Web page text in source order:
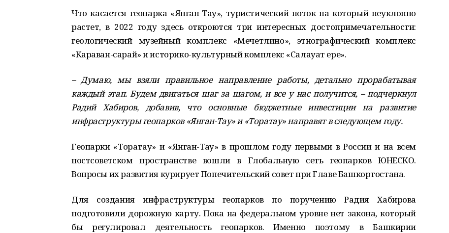
Что касается геопарка «Янган-Тау», туристический поток на который неуклонно
растет, в 2022 году здесь откроются три интересных достопримечательности:
геологический музейный комплекс «Мечетлино», этнографический комплекс
«Караван-сарай» и историко-культурный комплекс «Салауат ере».
– Думаю, мы взяли правильное направление работы, детально прорабатывая
каждый этап. Будем двигаться шаг за шагом, и все у нас получится, – подчеркнул
Радий Хабиров, добавив, что основные бюджетные инвестиции на развитие
инфраструктуры геопарков «Янган-Тау» и «Торатау» направят в следующем году.
Геопарки «Торатау» и «Янган-Тау» в прошлом году первыми в России и на всем
постсоветском пространстве вошли в Глобальную сеть геопарков ЮНЕСКО.
Вопросы их развития курирует Попечительский совет при Главе Башкортостана.
Для создания инфраструктуры геопарков по поручению Радия Хабирова
подготовили дорожную карту. Пока на федеральном уровне нет закона, который
бы регулировал деятельность геопарков. Именно поэтому в Башкирии